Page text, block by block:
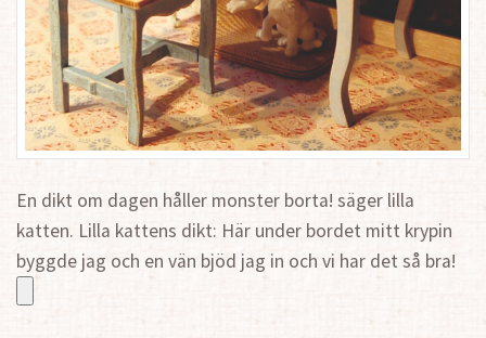
En dikt om dagen håller monster borta! säger lilla
katten. Lilla kattens dikt: Här under bordet mitt krypin
byggde jag och en vän bjöd jag in och vi har det så bra!